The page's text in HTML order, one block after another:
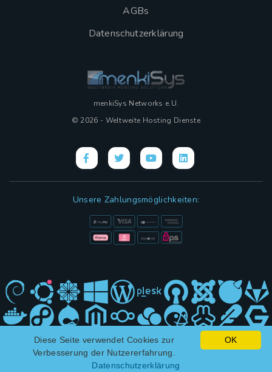
AGBs
Datenschutzerklärung
menkiSys Networks e.U.
© 2026 - Weltweite Hosting Dienste
Unsere Zahlungsmöglichkeiten:
Hybrid Design mit(KI) und ❤ von menkiSys OK
Diese Seite verwendet Cookies zur
Verbesserung der Nutzererfahrung.
Datenschutzerklärung